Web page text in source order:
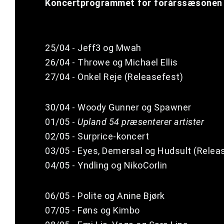
Koncertprogrammet for forårssæsonen
25/04 - Jeff3 og Mwah
26/04 - Throwe og Michael Ellis
27/04 - Onkel Reje (Releasefest)
30/04 - Woody Gunner og Spawner
01/05 - Upland 54 præsenterer artister
02/05 - Surprice-koncert
03/05 - Eyes, Demersal og Hudsult
04/05 - Yndling og NikoCorlin
06/05 - Polite og Anine Bjørk
07/05 - Føns og Kimbo